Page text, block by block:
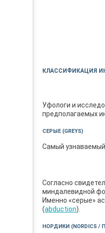
КЛАССИФИКАЦИЯ
Уфологи и
предполагаемых
СЕРЫЕ (GREYS)
Самый
Согласно
миндалевидной
Именно «серые»
(abduction).
НОРДИКИ (NORDICS